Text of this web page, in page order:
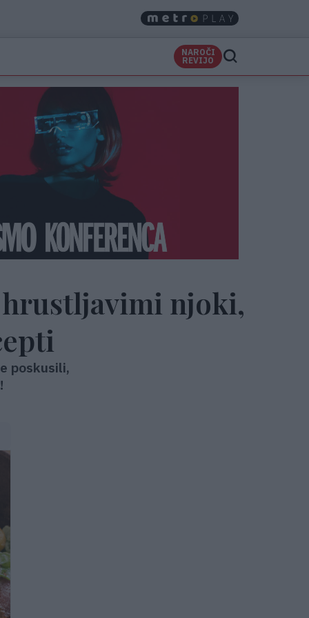
NAROČI
REVIJO
hrustljavimi njoki,
poskusili,